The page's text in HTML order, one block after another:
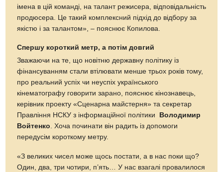
імена в цій команді, на талант режисера, відповідальність
продюсера. Це такий комплексний підхід до відбору за
якістю і за талантом», – пояснює Копилова.
Спершу короткий метр, а потім довгий
Зважаючи на те, що новітню державну політику із
фінансуванням стали втілювати менше трьох років тому,
про реальний успіх чи неуспіх українського
кінематографу говорити зарано, пояснює кінознавець,
керівник проекту «Сценарна майстерня» та секретар
Правління НСКУ з інформаційної політики Володимир
Войтенко . Хоча починати він радить із допомоги
передусім короткому метру.
«З великих чисел може щось постати, а в нас поки що?
Один, два, три чотири, п’ять… У нас взагалі провалилося